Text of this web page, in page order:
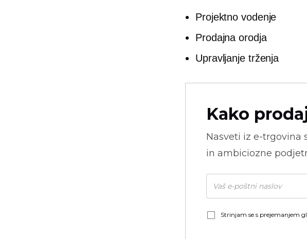
Projektno vodenje
Prodajna orodja
Upravljanje trženja
Kako
Nasveti iz e-trgovina
in ambiciozne
Strinjam se s prejemanjem